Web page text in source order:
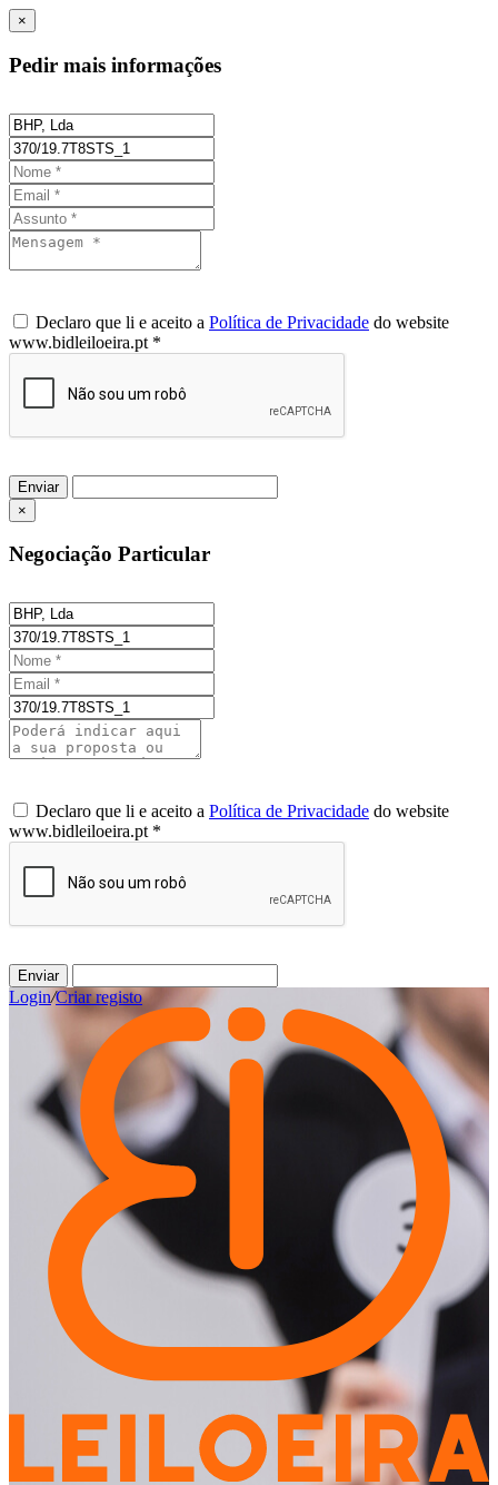
×
Pedir mais informações
Declaro que li e aceito a Política de Privacidade do website
www.bidleiloeira.pt *
Enviar
×
Negociação Particular
Declaro que li e aceito a Política de Privacidade do website
www.bidleiloeira.pt *
Enviar
Login/Criar registo